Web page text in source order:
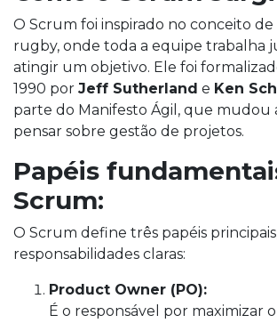
O Scrum foi inspirado no conceito de
rugby, onde toda a equipe trabalha
atingir um objetivo. Ele foi
1990 por Jeff Sutherland e Ken
parte do Manifesto Ágil, que mudou
pensar sobre gestão de projetos.
Papéis
Scrum:
O Scrum define três papéis
responsabilidades claras:
Product Owner (PO):
É o responsável por maximizar